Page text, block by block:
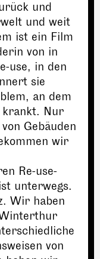
und
und weit
ist ein Film
von in
use, in den
sie
an dem
krankt. Nur
Gebäuden
wir
Re-use-
unterwegs.
Wir haben
von